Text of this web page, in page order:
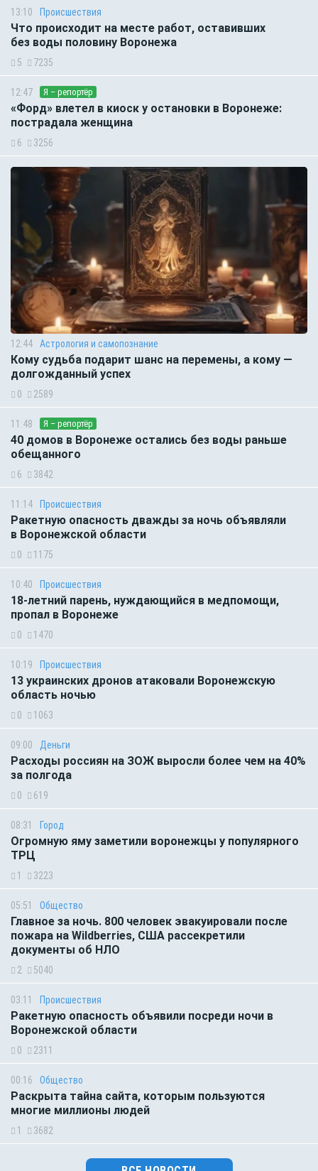
13:10 Происшествия
Что происходит на месте работ, оставивших
без воды половину Воронежа
5 7235
12:47 Я – репортёр
«Форд» влетел в киоск у остановки в Воронеже:
пострадала женщина
6 3256
12:44 Астрология и самопознание
Кому судьба подарит шанс на перемены, а кому —
долгожданный успех
0 2589
11:48 Я – репортёр
40 домов в Воронеже остались без воды раньше
обещанного
6 3842
11:14 Происшествия
Ракетную опасность дважды за ночь объявляли
в Воронежской области
0 1175
10:40 Происшествия
18-летний парень, нуждающийся в медпомощи,
пропал в Воронеже
0 1470
10:19 Происшествия
13 украинских дронов атаковали Воронежскую
область ночью
0 1063
09:00 Деньги
Расходы россиян на ЗОЖ выросли более чем на 40%
за полгода
0 619
08:31 Город
Огромную яму заметили воронежцы у популярного
ТРЦ
1 3223
05:51 Общество
Главное за ночь. 800 человек эвакуировали после
пожара на Wildberries, США рассекретили
документы об НЛО
2 5040
03:11 Происшествия
Ракетную опасность объявили посреди ночи в
Воронежской области
0 2311
00:16 Общество
Раскрыта тайна сайта, которым пользуются
многие миллионы людей
1 3682